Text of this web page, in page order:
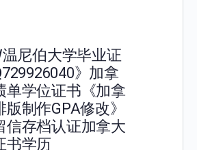
温尼伯大学毕业证
》加拿
单学位证书《加拿
制作GPA修改》
信存档认证加拿大
书学历